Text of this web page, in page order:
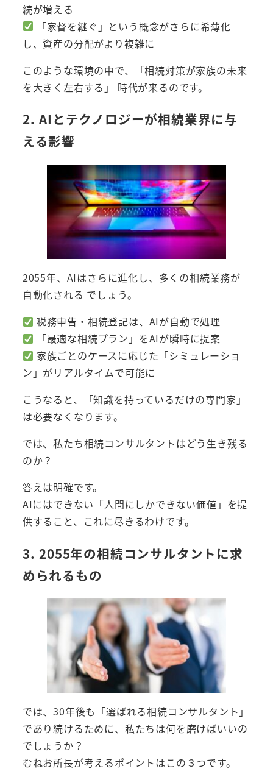
続が増える
「家督を継ぐ」という概念がさらに希薄化
し、資産の分配がより複雑に
このような環境の中で、「相続対策が家族の未来
を大きく左右する」 時代が来るのです。
2. AIとテクノロジーが相続業界に与
える影響
2055年、AIはさらに進化し、多くの相続業務が
自動化される でしょう。
税務申告・相続登記は、AIが自動で処理
「最適な相続プラン」をAIが瞬時に提案
家族ごとのケースに応じた「シミュレーショ
ン」がリアルタイムで可能に
こうなると、「知識を持っているだけの専門家」
は必要なくなります。
では、私たち相続コンサルタントはどう生き残る
のか？
答えは明確です。
AIにはできない「人間にしかできない価値」を提
供すること、これに尽きるわけです。
3. 2055年の相続コンサルタントに求
められるもの
では、30年後も「選ばれる相続コンサルタント」
であり続けるために、私たちは何を磨けばいいの
でしょうか？
むねお所長が考えるポイントはこの３つです。